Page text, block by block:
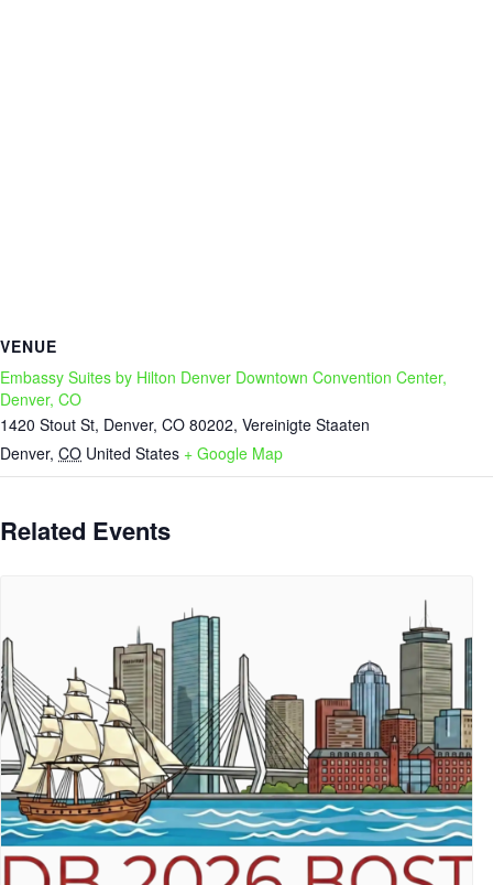
VENUE
Embassy Suites by Hilton Denver Downtown Convention Center,
Denver, CO
1420 Stout St, Denver, CO 80202, Vereinigte Staaten
Denver, CO United States + Google Map
Related Events